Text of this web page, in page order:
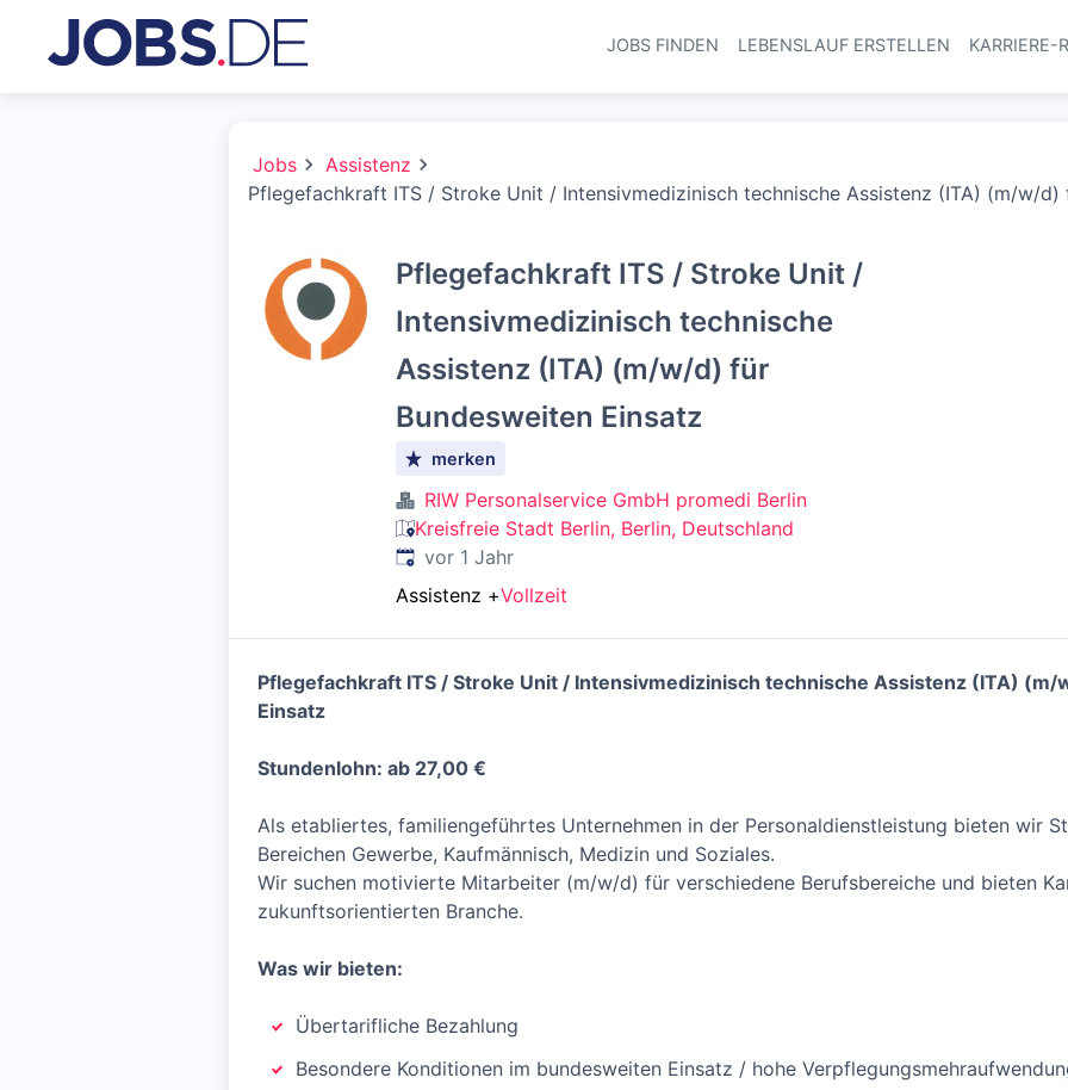
Haupt-
JOBS FINDEN LEBENSLAUF ERSTELLEN KARRIERE-
Jobs
Assistenz
Pflegefachkraft ITS / Stroke Unit / Intensivmedizinisch technische Assistenz (ITA) (m/w/d)
Pflegefachkraft ITS / Stroke Unit /
Intensivmedizinisch technische
Assistenz (ITA) (m/w/d) für
Bundesweiten Einsatz
merken
RIW Personalservice GmbH promedi Berlin
Kreisfreie Stadt Berlin, Berlin, Deutschland
Veröffentlicht
vor 1 Jahr
Assistenz +Vollzeit
Pflegefachkraft ITS / Stroke Unit / Intensivmedizinisch technische Assistenz (ITA)
Einsatz
Stundenlohn: ab 27,00 €
Als etabliertes, familiengeführtes Unternehmen in der Personaldienstleistung bieten wir
Bereichen Gewerbe, Kaufmännisch, Medizin und Soziales.
Wir suchen motivierte Mitarbeiter (m/w/d) für verschiedene Berufsbereiche und bieten
zukunftsorientierten Branche.
Was wir bieten:
Übertarifliche Bezahlung
Besondere Konditionen im bundesweiten Einsatz / hohe